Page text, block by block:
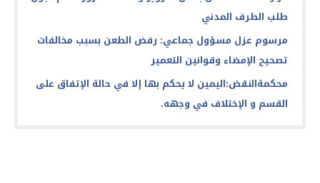
طلب الطرف المدني
مرسوم عزل مسؤول جماعي: رفض الطعن بسبب مخالفات
تصحيح الإمضاء وقوانين التعمير
محكمةالنقض:اليمين لا يحكم بها إلا في حالة الإتفاق على
القسم و الإختلاف في وجهه.